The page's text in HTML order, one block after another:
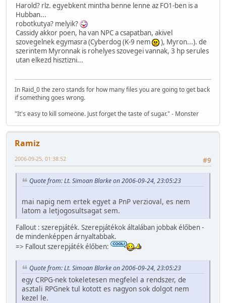
Harold? rlz. egyebkent mintha benne lenne az FO1-ben is a
Hubban...
robotkutya? melyik?
Cassidy akkor poen, ha van NPC a csapatban, akivel
szovegelnek egymasra (Cyberdog (K-9 nem
), Myron...). de
szerintem Myronnak is rohelyes szovegei vannak, 3 hp serules
utan elkezd hisztizni...
In Raid_0 the zero stands for how many files you are going to get back
if something goes wrong.
"It's easy to kill someone. Just forget the taste of sugar." - Monster
Ramiz
#9
2006-09-25, 01:38:52
Quote from: Lt. Simoan Blarke on 2006-09-24, 23:05:23
mai napig nem ertek egyet a PnP verzioval, es nem
latom a letjogosultsagat sem.
Fallout : szerepjáték. Szerepjátékok általában jobbak élőben -
de mindenképpen árnyaltabbak.
=> Fallout szerepjáték élőben:
Quote from: Lt. Simoan Blarke on 2006-09-24, 23:05:23
egy CRPG-nek tokeletesen megfelel a rendszer, de
asztali RPGnek tul kotott es nagyon sok dolgot nem
kezel le.